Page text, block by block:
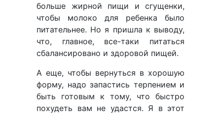
больше жирной пищи и сгущенки,
чтобы молоко для ребенка было
питательнее. Но я пришла к выводу,
что, главное, все-таки питаться
сбалансировано и здоровой пищей.
А еще, чтобы вернуться в хорошую
форму, надо запастись терпением и
быть готовым к тому, что быстро
похудеть вам не удастся. Я в этот